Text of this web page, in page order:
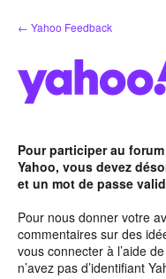
Aller
au
← Yahoo Feedback
Pour participer au
Yahoo, vous devez
et un mot de passe
Pour nous donner votre
commentaires sur des
vous connecter à l’aide
n’avez pas d’identifiant